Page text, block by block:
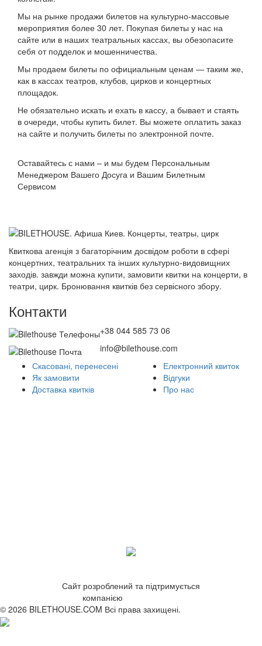
Мы на рынке продажи билетов на культурно-массовые
мероприятия более 30 лет. Покупая билеты у нас на
сайте или в наших театральных кассах, вы обезопасите
себя от подделок и мошенничества.
Мы продаем билеты по официальным ценам — таким же,
как в кассах театров, клубов, цирков и концертных
площадок.
Не обязательно искать и ехать в кассу, а бывает и стаять
в очереди, чтобы купить билет. Вы можете оплатить заказ
на сайте и получить билеты по электронной почте.
Оставайтесь с нами – и мы будем Персональным
Менеджером Вашего Досуга и Вашим Билетным
Сервисом
Квиткова агенція з багаторічним досвідом роботи в сфері
концертних, театральних та інших культурно-видовищних
заходів. завжди можна купити, замовити квитки на концерти, в
театри, цирк. Бронювання квитків без сервісного збору.
Контакти
+38 044 585 73 06
info@bilethouse.com
Скасовані, перенесені
Як замовити
Доставка квитків
Електронний квиток
Відгуки
Про нас
Сайт розроблений та підтримується
компанією
© 2026 BILETHOUSE.COM Всі права захищені.